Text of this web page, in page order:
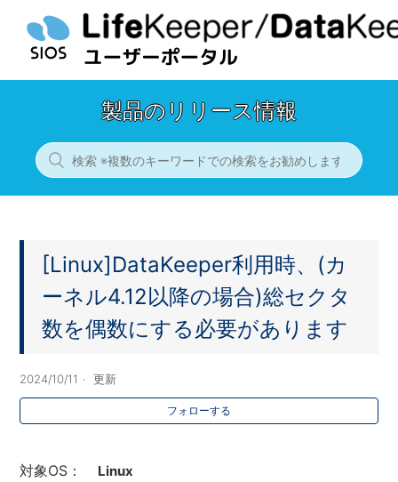
製品のリリース情報
[Linux]DataKeeper利用時、(カ
ーネル4.12以降の場合)総セクタ
数を偶数にする必要があります
2024/10/11 更新
フォローする
対象OS： Linux